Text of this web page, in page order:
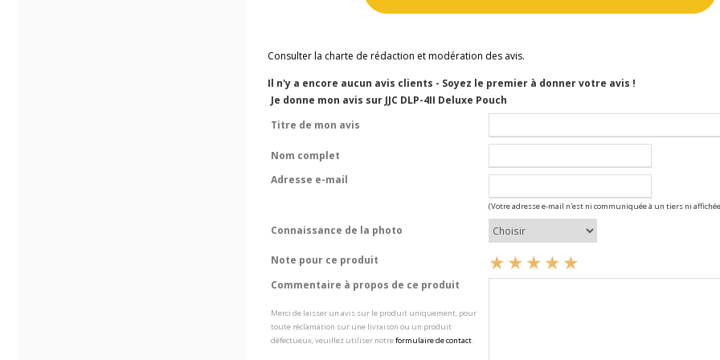
Consulter la charte de rédaction et modération des avis.
Il n'y a encore aucun avis clients - Soyez le premier à donner votre avis !
Je donne mon avis sur JJC DLP-4II Deluxe Pouch
Titre de mon avis
Nom complet
Adresse e-mail
(Votre adresse e-mail n'est ni communiquée à un tiers ni
Connaissance de la photo
Note pour ce produit
Commentaire à propos de ce produit
Merci de laisser un avis sur le produit uniquement, pour
toute réclamation sur une livraison ou un produit
défectueux, veuillez utiliser notreformulaire de contact.